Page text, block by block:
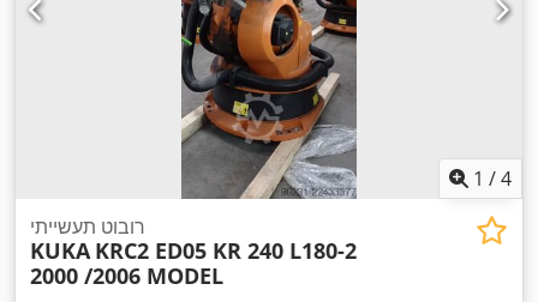
1 /4
רובוט תעשייתי
KUKA KRC2 ED05 KR 240 L180-2
2000 /2006 MODEL